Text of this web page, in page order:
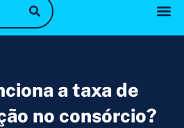
a taxa de
no consórcio?​